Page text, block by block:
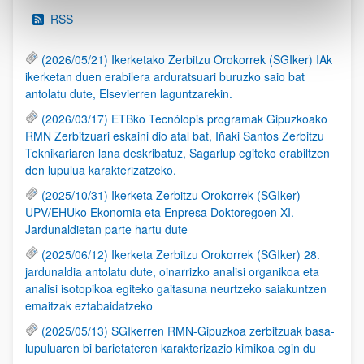
RSS
(2026/05/21) Ikerketako Zerbitzu Orokorrek (SGIker) IAk
ikerketan duen erabilera arduratsuari buruzko saio bat
antolatu dute, Elsevierren laguntzarekin.
(2026/03/17) ETBko Tecnólopis programak Gipuzkoako
RMN Zerbitzuari eskaini dio atal bat, Iñaki Santos Zerbitzu
Teknikariaren lana deskribatuz, Sagarlup egiteko erabiltzen
den lupulua karakterizatzeko.
(2025/10/31) Ikerketa Zerbitzu Orokorrek (SGIker)
UPV/EHUko Ekonomia eta Enpresa Doktoregoen XI.
Jardunaldietan parte hartu dute
(2025/06/12) Ikerketa Zerbitzu Orokorrek (SGIker) 28.
jardunaldia antolatu dute, oinarrizko analisi organikoa eta
analisi isotopikoa egiteko gaitasuna neurtzeko saiakuntzen
emaitzak eztabaidatzeko
(2025/05/13) SGIkerren RMN-Gipuzkoa zerbitzuak basa-
lupuluaren bi barietateren karakterizazio kimikoa egin du